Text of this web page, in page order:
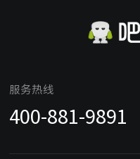
服务热线
400-881-9891